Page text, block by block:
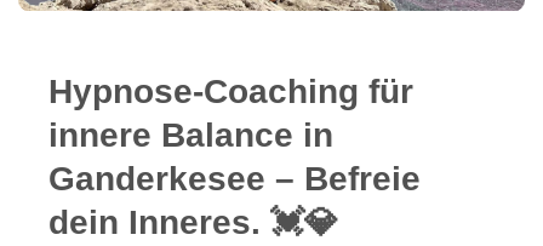
Hypnose-Coaching für
innere Balance in
Ganderkesee – Befreie
dein Inneres. 💓️💎